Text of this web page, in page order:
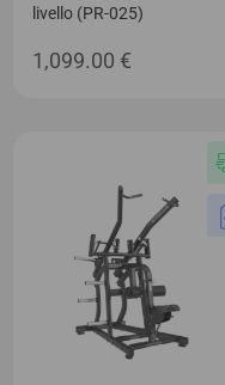
livello (PR-025)
1,099.00 €